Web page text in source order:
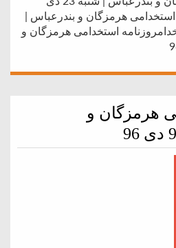
استخدامی هرمزگان و بندرعباس |
ایران استخدامروزنامه استخدامی هرمزگان و
هرمزگان و